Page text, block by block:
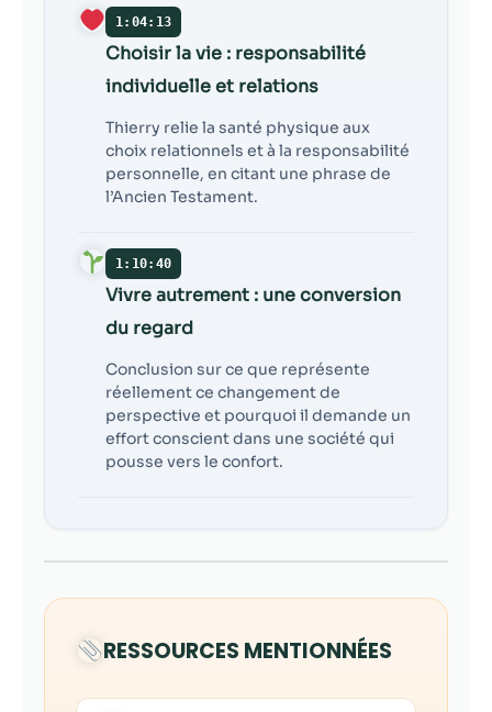
1:04:13
Choisir la vie : responsabilité
individuelle et relations
Thierry relie la santé physique aux
choix relationnels et à la responsabilité
personnelle, en citant une phrase de
l’Ancien Testament.
1:10:40
Vivre autrement : une conversion
du regard
Conclusion sur ce que représente
réellement ce changement de
perspective et pourquoi il demande un
effort conscient dans une société qui
pousse vers le confort.
RESSOURCES MENTIONNÉES